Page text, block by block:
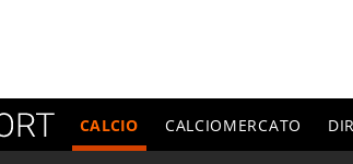
CALCIO CALCIOMERCATO